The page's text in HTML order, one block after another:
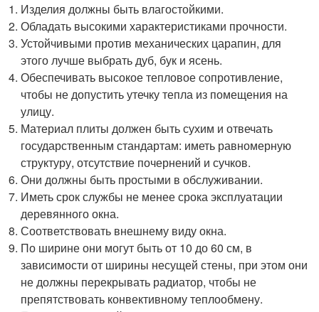
Изделия должны быть влагостойкими.
Обладать высокими характеристиками прочности.
Устойчивыми против механических царапин, для
этого лучше выбрать дуб, бук и ясень.
Обеспечивать высокое тепловое сопротивление,
чтобы не допустить утечку тепла из помещения на
улицу.
Материал плиты должен быть сухим и отвечать
государственным стандартам: иметь равномерную
структуру, отсутствие почернений и сучков.
Они должны быть простыми в обслуживании.
Иметь срок службы не менее срока эксплуатации
деревянного окна.
Соответствовать внешнему виду окна.
По ширине они могут быть от 10 до 60 см, в
зависимости от ширины несущей стены, при этом они
не должны перекрывать радиатор, чтобы не
препятствовать конвективному теплообмену.